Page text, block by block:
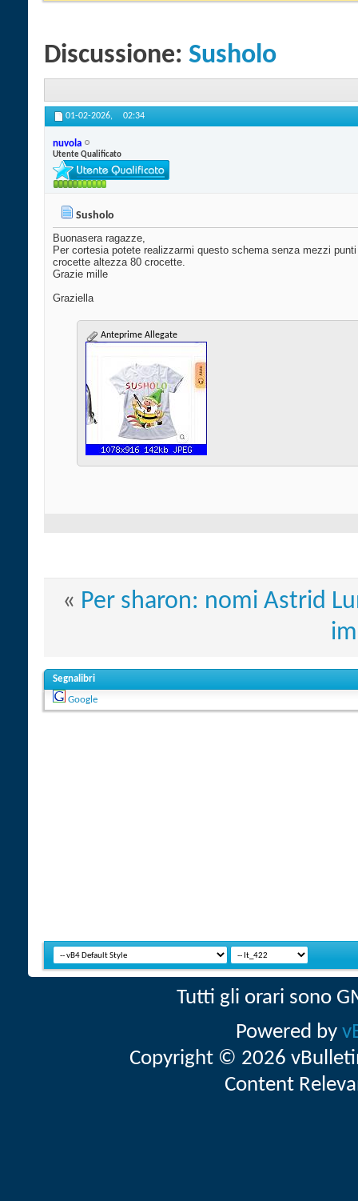
Discussione: Susholo
01-02-2026, 02:34
nuvola
Utente Qualificato
Susholo
Buonasera ragazze,
Per cortesia potete realizzarmi questo schema senza mezzi
crocette altezza 80 crocette.
Grazie mille
Graziella
Anteprime Allegate
« Per sharon: nomi Astrid
Segnalibri
Google
Tutti gli orari sono
Powered by
Copyright © 2026
Content